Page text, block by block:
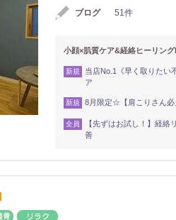
ブログ 51件
小顔×肌質ケア&経絡ヒーリン
新規
当店No.1《早く取りたい
ア
新規 8月限定☆【肩こりさん必
全員
【先ずはお試し！】経
善
接骨・整骨